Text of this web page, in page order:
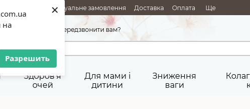
на
Разрешить
×
Індивідуальне замовлення Доставка Оплата Ще
945-92-29 Передзвонити вам?
Здоров'я
очей
Для мами і
дитини
Зниження
ваги